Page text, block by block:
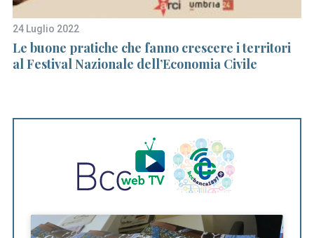
24 Luglio 2022
Le buone pratiche che fanno crescere i territori
al Festival Nazionale dell’Economia Civile